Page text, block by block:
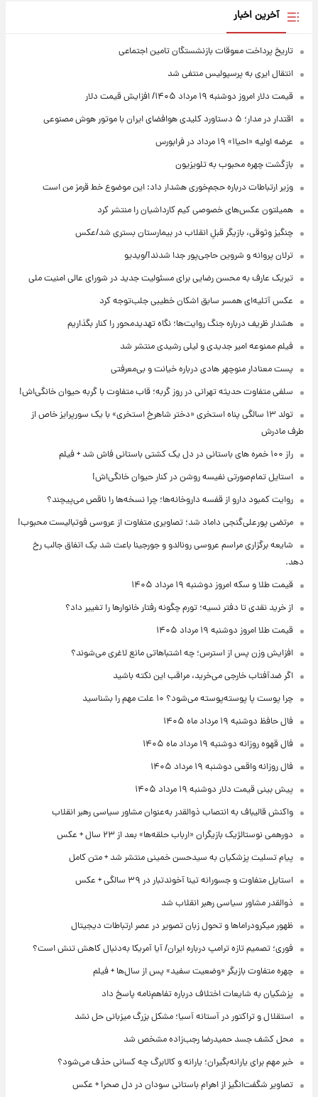
آخرین اخبار
تاریخ پرداخت معوقات بازنشستگان تامین اجتماعی
انتقال ایری به پرسپولیس منتفی شد
قیمت دلار امروز دوشنبه ۱۹ مرداد ۱۴۰۵/ افزایش قیمت دلار
اقتدار در مدار؛ ۵ دستاورد کلیدی هوافضای ایران با موتور هوش مصنوعی
عرضه اولیه «احیا۱» ۱۹ مرداد در فرابورس
بازگشت چهره محبوب به تلویزیون
وزیر ارتباطات درباره حجم‌خوری هشدار داد: این موضوع خط قرمز من است
همیلتون عکس‌های خصوصی کیم‌ کارداشیان را منتشر کرد
چنگیز وثوقی، بازیگر قبلِ انقلاب در بیمارستان بستری شد/عکس
ترلان پروانه و شروین حاجی‌پور جدا شدند!/ویدیو
تبریک عارف به محسن رضایی برای مسئولیت جدید در شورای عالی امنیت ملی
عکس‌ آتلیه‌ای همسر سابق اشکان خطیبی جلب‌توجه کرد
هشدار ظریف درباره جنگ روایت‌ها؛ نگاه تهدیدمحور را کنار بگذاریم
فیلم ممنوعه امیر جدیدی و لیلی رشیدی منتشر شد
پست معنادار منوچهر هادی درباره خیانت و بی‌معرفتی
سلفی متفاوت حدیثه تهرانی در روز گربه؛ قاب متفاوت با گربه حیوان خانگی‌اش!
تولد ۱۳ سالگی پناه استخری «دختر شاهرخ استخری» با یک سورپرایز خاص از
طرف مادرش
راز ۱۰۰ خمره های باستانی در دل یک کشتی باستانی فاش شد + فیلم
استایل تمام‌صورتی نفیسه روشن در کنار حیوان خانگی‌اش!
روایت کمبود دارو از قفسه داروخانه‌ها؛ چرا نسخه‌ها را ناقص می‌پیچند؟
مرتضی پورعلی‌گنجی داماد شد؛ تصاویری متفاوت از عروسی فوتبالیست محبوب!
شایعه برگزاری مراسم عروسی رونالدو و جورجینا باعث شد یک اتفاق جالب رخ
دهد.
قیمت طلا و سکه امروز دوشنبه ۱۹ مرداد ۱۴۰۵
از خرید نقدی تا دفتر نسیه؛ تورم چگونه رفتار خانوارها را تغییر داد؟
قیمت طلا امروز دوشنبه ۱۹ مرداد ۱۴۰۵
افزایش وزن پس از استرس؛ چه اشتباهاتی مانع لاغری می‌شوند؟
اگر ضدآفتاب خارجی می‌خرید، مراقب این نکته باشید
چرا پوست پا پوسته‌پوسته می‌شود؟ ۱۰ علت مهم را بشناسید
فال حافظ دوشنبه ۱۹ مرداد ماه ۱۴۰۵
فال قهوه روزانه دوشنبه ۱۹ مرداد ماه ۱۴۰۵
فال روزانه واقعی دوشنبه ۱۹ مرداد ۱۴۰۵
پیش‌ بینی قیمت دلار دوشنبه ۱۹ مرداد ۱۴۰۵
واکنش قالیباف به انتصاب ذوالقدر به‌عنوان مشاور سیاسی رهبر انقلاب
دورهمی نوستالژیک بازیگران «ارباب حلقه‌ها» بعد از ۲۳ سال + عکس
پیام تسلیت پزشکیان به سیدحسن خمینی منتشر شد + متن کامل
استایل متفاوت و جسورانه تینا آخوندتبار در ۳۹ سالگی + عکس
ذوالقدر مشاور سیاسی رهبر انقلاب شد
ظهور میکرودراماها و تحول زبان تصویر در عصر ارتباطات دیجیتال
فوری؛ تصمیم تازه ترامپ درباره ایران/ آیا آمریکا به‌دنبال کاهش تنش است؟
چهره متفاوت بازیگر «وضعیت سفید» پس از سال‌ها + فیلم
پزشکیان به شایعات اختلاف درباره تفاهم‌نامه پاسخ داد
استقلال و تراکتور در آستانه آسیا؛ مشکل بزرگ میزبانی حل نشد
محل کشف جسد حمیدرضا رجب‌زاده مشخص شد
خبر مهم برای یارانه‌بگیران؛ یارانه و کالابرگ چه کسانی حذف می‌شود؟
تصاویر شگفت‌انگیز از اهرام باستانی سودان در دل صحرا + عکس